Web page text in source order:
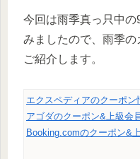
今回は雨季真っ只中
みましたので、雨季
ご紹介します。
エクスペディアのクーポン
アゴダのクーポン&上級会
Booking.comのクーポン&